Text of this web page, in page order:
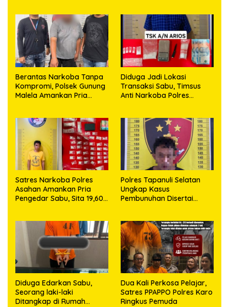
Berantas Narkoba Tanpa
Kompromi, Polsek Gunung
Malela Amankan Pria
Diduga Jadi Lokasi
Transaksi Sabu, Timsus
Anti Narkoba Polres
63,67 Gram Sabu
Satres Narkoba Polres
Asahan Amankan Pria
Pengedar Sabu, Sita 19,60
Polres Tapanuli Selatan
Ungkap Kasus
Pembunuhan Disertai
Ditangkap
Diduga Edarkan Sabu,
Seorang laki-laki
Ditangkap di Rumah
Dua Kali Perkosa Pelajar,
Satres PPAPPO Polres Karo
Ringkus Pemuda